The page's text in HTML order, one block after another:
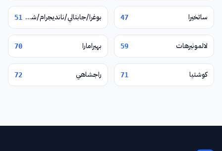
ساتخيرا 47 بوغرا/جابتالي/نانديجرام/شيربور 51
لالمونيرهات 59 بهيرامارا 70
كوشتيا 71 راجشاهي 72